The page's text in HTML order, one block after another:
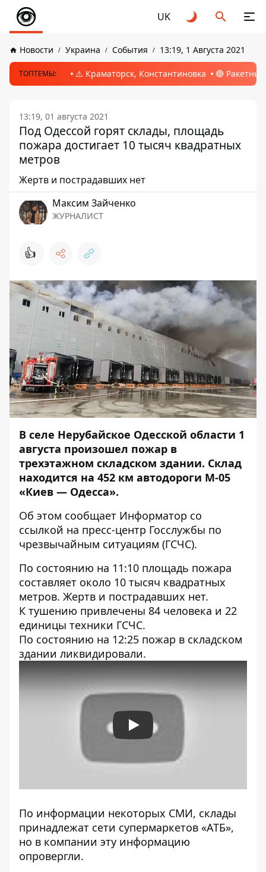
UK
Новости Украина События 13:19, 1 Августа 2021
ТОПТЕМЫ: ⚠️ Краматорск, Константиновка 🔴
13:19, 01 августа 2021
Под Одессой горят склады, площадь
пожара достигает 10 тысяч квадратных
метров
Жертв и пострадавших нет
Максим Зайченко
ЖУРНАЛИСТ
👍
В селе Нерубайское Одесской области 1
августа произошел пожар в
трехэтажном складском здании. Склад
находится на 452 км автодороги М-05
«Киев — Одесса».
Об этом сообщает Информатор со
ссылкой на пресс-центр Госслужбы по
чрезвычайным ситуациям (ГСЧС).
По состоянию на 11:10 площадь пожара
составляет около 10 тысяч квадратных
метров. Жертв и пострадавших нет.
К тушению привлечены 84 человека и 22
единицы техники ГСЧС.
По состоянию на 12:25 пожар в складском
здании ликвидировали.
Play
По информации некоторых СМИ, склады
принадлежат сети супермаркетов «АТБ»,
но в компании эту информацию
опровергли.